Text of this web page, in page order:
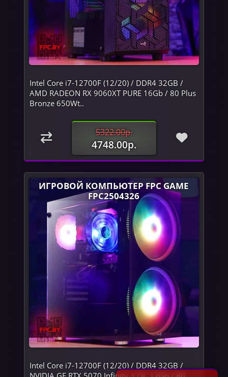
Intel Core i7-12700F (12/20) / DDR4 32GB /
AMD RADEON RX 9060XT PURE 16Gb / 80 Plus
Bronze 650Wt..
5322.00р.
4748.00р.
ИГРОВОЙ КОМПЬЮТЕР FPC GAME
FPC2504326
Intel Core i7-12700F (12/20) / DDR4 32GB /